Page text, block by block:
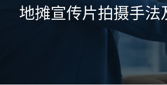
地摊宣传片拍摄手法